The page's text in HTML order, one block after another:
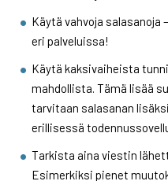
Käytä vahvoja salasanoja
eri palveluissa!
Käytä kaksivaiheista
mahdollista. Tämä lisää
tarvitaan salasanan
erillisessä
Tarkista aina viestin
Esimerkiksi pienet